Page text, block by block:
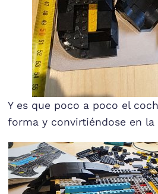
Y es que poco a poco el
forma y convirtiéndose en la